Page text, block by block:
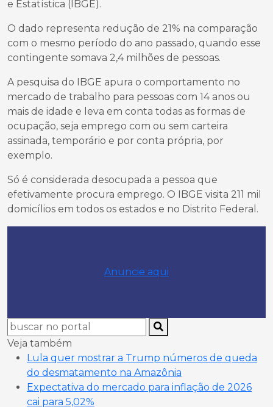
e Estatística (IBGE).
O dado representa redução de 21% na comparação
com o mesmo período do ano passado, quando esse
contingente somava 2,4 milhões de pessoas.
A pesquisa do IBGE apura o comportamento no
mercado de trabalho para pessoas com 14 anos ou
mais de idade e leva em conta todas as formas de
ocupação, seja emprego com ou sem carteira
assinada, temporário e por conta própria, por
exemplo.
Só é considerada desocupada a pessoa que
efetivamente procura emprego. O IBGE visita 211 mil
domicílios em todos os estados e no Distrito Federal.
Anuncie aqui
Veja também
Lula quer mostrar a Trump números de queda
do desmatamento na Amazônia
Expectativa do mercado para inflação de 2026
cai para 5,02%